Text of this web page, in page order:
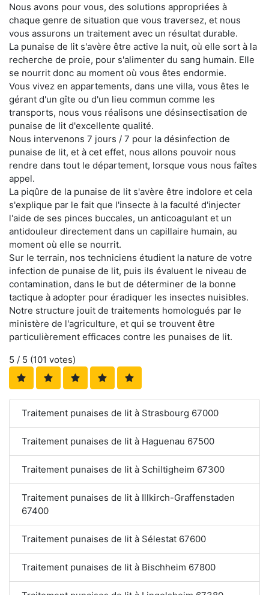
Nous avons pour vous, des solutions appropriées à
chaque genre de situation que vous traversez, et nous
vous assurons un traitement avec un résultat durable.
La punaise de lit s'avère être active la nuit, où elle sort à la
recherche de proie, pour s'alimenter du sang humain. Elle
se nourrit donc au moment où vous êtes endormie.
Vous vivez en appartements, dans une villa, vous êtes le
gérant d'un gîte ou d'un lieu commun comme les
transports, nous vous réalisons une désinsectisation de
punaise de lit d'excellente qualité.
Nous intervenons 7 jours / 7 pour la désinfection de
punaise de lit, et à cet effet, nous allons pouvoir nous
rendre dans tout le département, lorsque vous nous faîtes
appel.
La piqûre de la punaise de lit s'avère être indolore et cela
s'explique par le fait que l'insecte à la faculté d'injecter
l'aide de ses pinces buccales, un anticoagulant et un
antidouleur directement dans un capillaire humain, au
moment où elle se nourrit.
Sur le terrain, nos techniciens étudient la nature de votre
infection de punaise de lit, puis ils évaluent le niveau de
contamination, dans le but de déterminer de la bonne
tactique à adopter pour éradiquer les insectes nuisibles.
Notre structure jouit de traitements homologués par le
ministère de l'agriculture, et qui se trouvent être
particulièrement efficaces contre les punaises de lit.
5 / 5 (101 votes)
Traitement punaises de lit à Strasbourg 67000
Traitement punaises de lit à Haguenau 67500
Traitement punaises de lit à Schiltigheim 67300
Traitement punaises de lit à Illkirch-Graffenstaden
67400
Traitement punaises de lit à Sélestat 67600
Traitement punaises de lit à Bischheim 67800